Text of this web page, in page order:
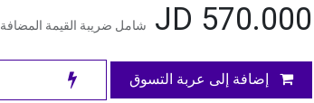
570.000 شامل ضريبة القيمة المضافة
إضافة إلى عربة التسوق